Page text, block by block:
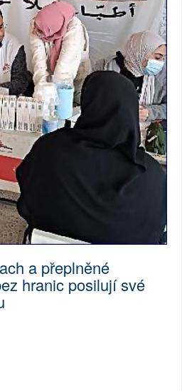
a přeplněné
hranic posilují své